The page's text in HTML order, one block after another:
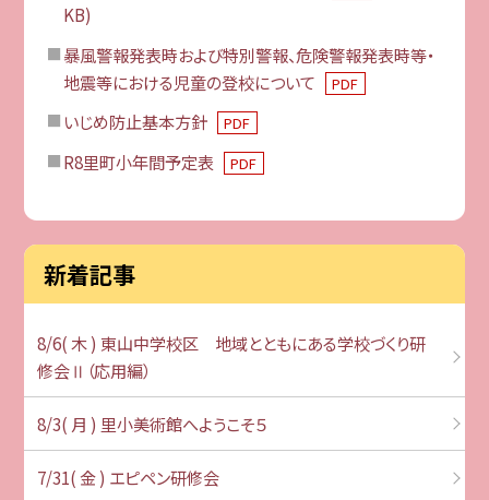
KB)
暴風警報発表時および特別警報、危険警報発表時等・
地震等における児童の登校について
PDF
いじめ防止基本方針 PDF
R8里町小年間予定表 PDF
新着記事
8/6( 木 ) 東山中学校区 地域とともにある学校づくり研
修会Ⅱ（応用編）
8/3( 月 ) 里小美術館へようこそ５
7/31( 金 ) エピペン研修会